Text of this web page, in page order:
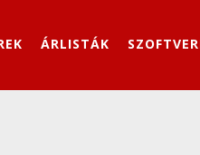
ÁRLISTÁK